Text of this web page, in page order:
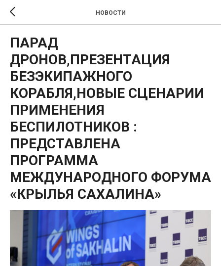
НОВОСТИ
ПАРАД
ДРОНОВ,ПРЕЗЕНТАЦИЯ
БЕЗЭКИПАЖНОГО
КОРАБЛЯ,НОВЫЕ СЦЕНАРИИ
ПРИМЕНЕНИЯ
БЕСПИЛОТНИКОВ :
ПРЕДСТАВЛЕНА
ПРОГРАММА
МЕЖДУНАРОДНОГО ФОРУМА
«КРЫЛЬЯ САХАЛИНА»